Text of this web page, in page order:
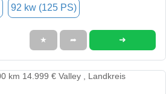
92 kw (125 PS)
★ ➦ ➜